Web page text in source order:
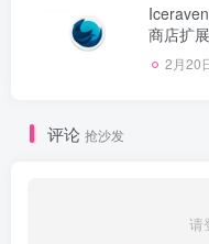
商店扩
2月20
评论 抢沙发
请